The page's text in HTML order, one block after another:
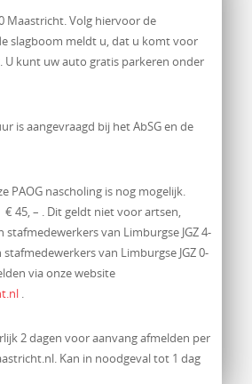
Maastricht. Volg hiervoor de
slagboom meldt u, dat u komt voor
U kunt uw auto gratis parkeren onder
is aangevraagd bij het AbSG en de
PAOG nascholing is nog mogelijk.
45, – . Dit geldt niet voor artsen,
van Limburgse JGZ 4-
van Limburgse JGZ 0-
via onze website
.
2 dagen voor aanvang afmelden per
Kan in noodgeval tot 1 dag